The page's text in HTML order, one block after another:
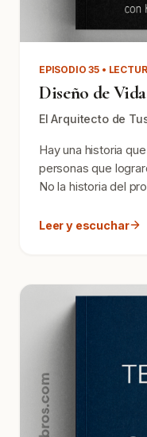
EPISODIO 35 •
Diseño de Vida
El Arquitecto de
Hay una historia
personas que
No la historia del
Leer y escuchar